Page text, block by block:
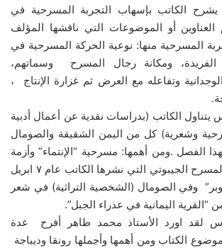
يشرح الكاتب بإسهاب التجربة المسرحية في
أو الموضوعات التي ناقشها المؤلف
المسرحية منها: نوعية الحركة المسرحية في
الفريدة، ومكانة رجال المسرح وسماتهم،
وتفاعله مع العرض ثم غزارة الإنتاج ،
الكاتب (بدراسات نقدية عن أعمال أدبية
وشعرية) كل من اليمن الشقيقة والصومال
الفصل .ومن أهمها: مسرحية “الإنتماء” وأزمة
الوعي على خشبة المسرح الجيبوتي التي نشرها الكاتب عام ٧ ابريل
أكتوبر” وفي الصومال (الشخصية التراثية) في شعر
اليمانية في عذراء الجبل”.
لقد اورد الأستاذ محمد طاهر أفرح عدة
الكتاب ومن أهمها وأجملها رونقا وديباجة